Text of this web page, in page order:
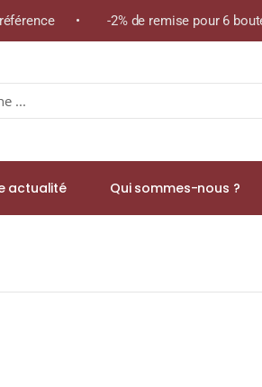
• -2% de remise pour 6
actualité Qui sommes-nous ?